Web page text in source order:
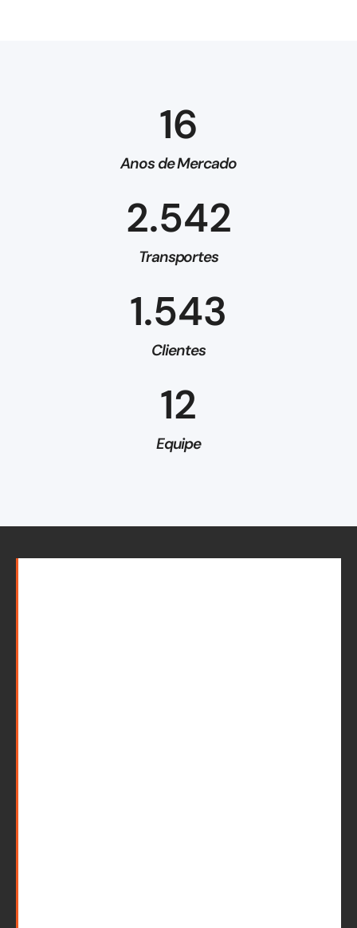
Anos de Mercado
16
Transportes
2.542
Clientes
1.543
Equipe
12